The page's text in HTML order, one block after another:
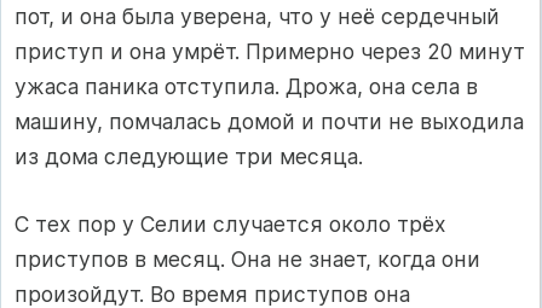
пот, и она была уверена, что у неё сердечный
приступ и она умрёт. Примерно через 20 минут
ужаса паника отступила. Дрожа, она села в
машину, помчалась домой и почти не выходила
из дома следующие три месяца.
С тех пор у Селии случается около трёх
приступов в месяц. Она не знает, когда они
произойдут. Во время приступов она